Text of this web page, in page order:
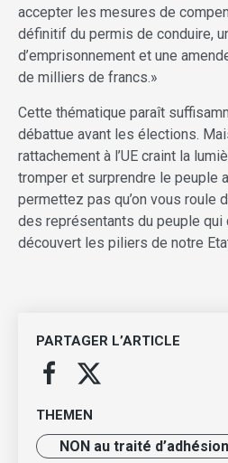
accepter les mesures de
définitif du permis de conduire,
d’emprisonnement et une
de milliers de francs.»
Cette thématique paraît
débattue avant les élections.
rattachement à l’UE craint la
tromper et surprendre le peuple
permettez pas qu’on vous roule
des représentants du peuple qui
découvert les piliers de notre
PARTAGER L’ARTICLE
THEMEN
NON au traité d’adhésion